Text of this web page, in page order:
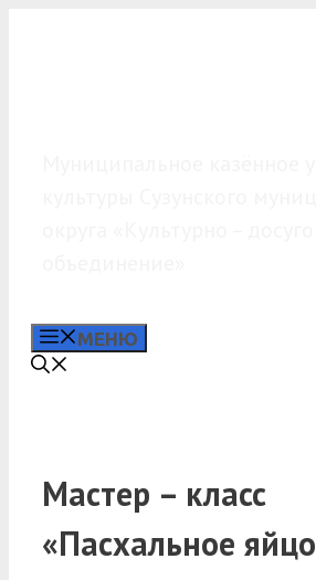
МЕНЮ
Мастер – класс
«Пасхальное яйцо